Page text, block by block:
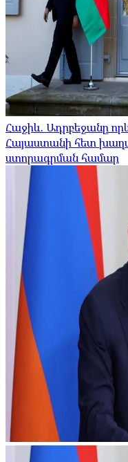
Հաջիև. Ադրբեջանը
Հայաստանի հետ
ստորագրման համար